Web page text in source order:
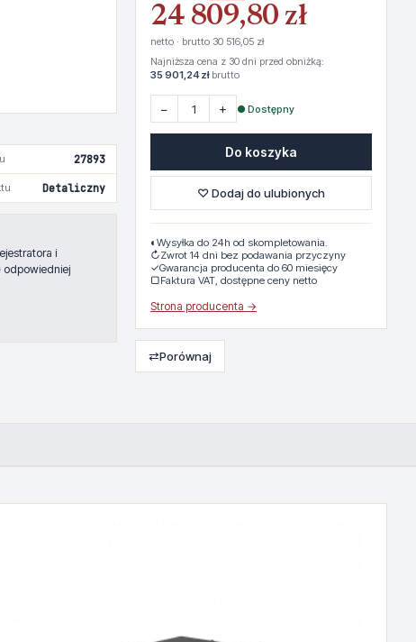
27893
Detaliczny
i
odpowiedniej
24 809,80 zł
netto · brutto 30 516,05 zł
Najniższa cena z 30 dni przed obniżką:
35 901,24 złbrutto
− + ● Dostępny
Do koszyka
♡ Dodaj do ulubionych
◐ Wysyłka do 24h od skompletowania.
↻Zwrot 14 dni bez podawania przyczyny
✓Gwarancja producenta do 60 miesięcy
▢Faktura VAT, dostępne ceny netto
Strona producenta →
⇄Porównaj